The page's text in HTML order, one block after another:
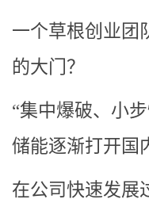
一个草根创业团
的大门？
“集中爆破、小
储能逐渐打开国
在公司快速发展